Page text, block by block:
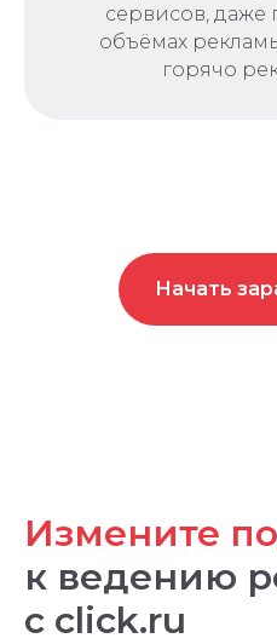
сервисов,
объёмах
горячо
Начать
Измените
к ведению
с click.ru